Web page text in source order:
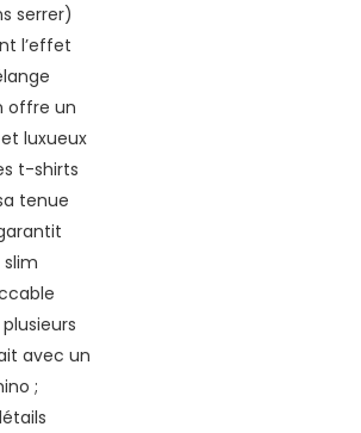
serrer)
l’effet
offre un
luxueux
t-shirts
tenue
avec un
;